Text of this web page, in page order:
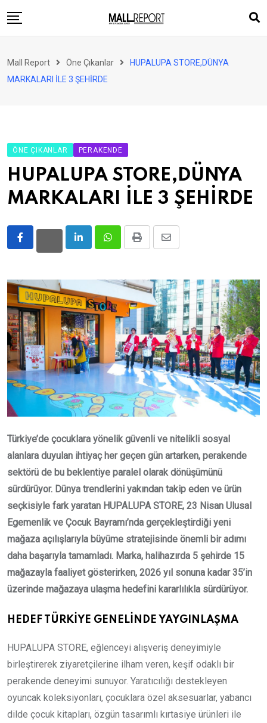
to
Perakende
Ürün ve Hizmet
Enerji
Haber
Gündem
Atamalar
Mall Report Öne Çıkanlar
HUPALUPA STORE,DÜNYA
MARKALARI İLE 3 ŞEHİRDE
ÖNE ÇIKANLAR PERAKENDE
HUPALUPA STORE,DÜNYA
MARKALARI İLE 3 ŞEHİRDE
LinkedInWhatsappPrint
Share
Email
Türkiye’de çocuklara yönelik güvenli ve nitelikli sosyal
alanlara duyulan ihtiyaç her geçen gün artarken, perakende
sektörü de bu beklentiye paralel olarak dönüşümünü
sürdürüyor. Dünya trendlerini yakından takip eden ve ürün
seçkisiyle fark yaratan HUPALUPA STORE, 23 Nisan Ulusal
Egemenlik ve Çocuk Bayramı’nda gerçekleştirdiği yeni
mağaza açılışlarıyla büyüme stratejisinde önemli bir adımı
daha başarıyla tamamladı. Marka, halihazırda 5 şehirde 15
mağazayla faaliyet gösterirken, 2026 yıl sonuna kadar 35’in
üzerinde mağazaya ulaşma hedefini kararlılıkla sürdürüyor.
HEDEF TÜRKİYE GENELİNDE YAYGINLAŞMA
HUPALUPA STORE, eğlenceyi alışveriş deneyimiyle
birleştirerek ziyaretçilerine ilham veren, keşif odaklı bir
perakende deneyimi sunuyor. Yaratıcılığı destekleyen
oyuncak koleksiyonları, çocuklara özel aksesuarlar, yabancı
dilde çocuk kitapları, özgün tasarımlı kırtasiye ürünleri ile